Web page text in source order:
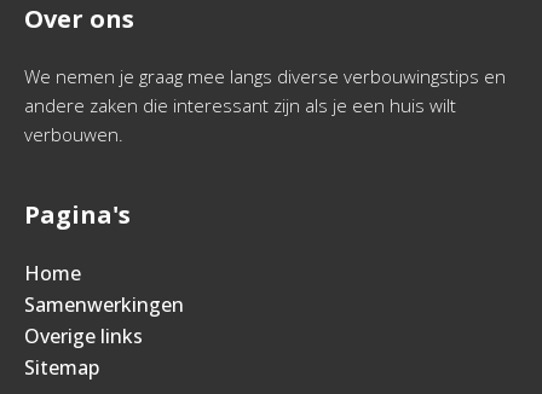
Over ons
We nemen je graag mee langs diverse verbouwingstips en
andere zaken die interessant zijn als je een huis wilt
verbouwen.
Pagina's
Home
Samenwerkingen
Overige links
Sitemap